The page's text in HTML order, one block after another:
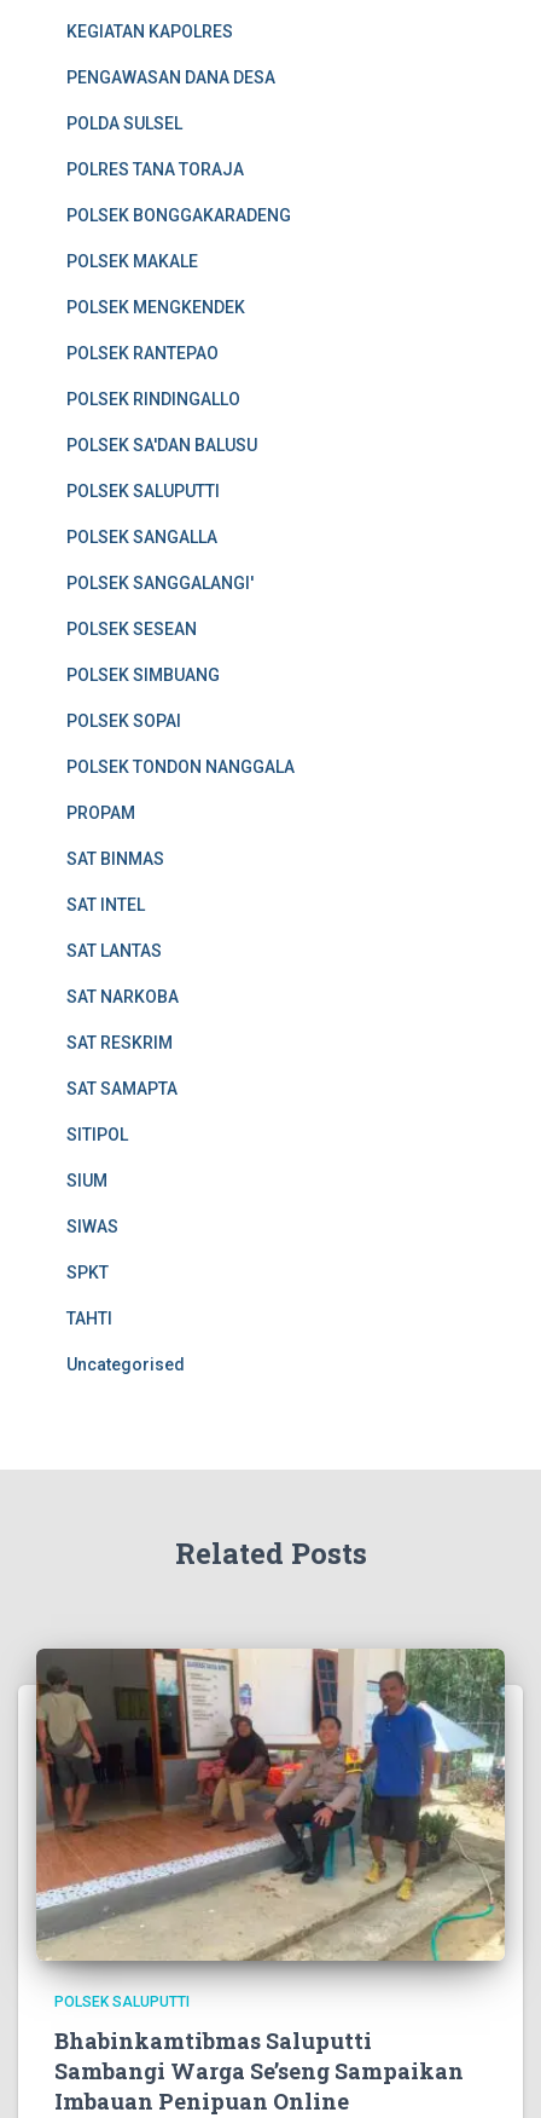
KEGIATAN KAPOLRES
PENGAWASAN DANA DESA
POLDA SULSEL
POLRES TANA TORAJA
POLSEK BONGGAKARADENG
POLSEK MAKALE
POLSEK MENGKENDEK
POLSEK RANTEPAO
POLSEK RINDINGALLO
POLSEK SA'DAN BALUSU
POLSEK SALUPUTTI
POLSEK SANGALLA
POLSEK SANGGALANGI'
POLSEK SESEAN
POLSEK SIMBUANG
POLSEK SOPAI
POLSEK TONDON NANGGALA
PROPAM
SAT BINMAS
SAT INTEL
SAT LANTAS
SAT NARKOBA
SAT RESKRIM
SAT SAMAPTA
SITIPOL
SIUM
SIWAS
SPKT
TAHTI
Uncategorised
Related Posts
POLSEK SALUPUTTI
Bhabinkamtibmas Saluputti
Sambangi Warga Se’seng Sampaikan
Imbauan Penipuan Online